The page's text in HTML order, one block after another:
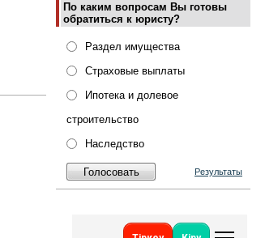
По каким вопросам Вы готовы
обратиться к юристу?
Раздел имущества
Страховые выплаты
Ипотека и долевое
строительство
Наследство
Результаты